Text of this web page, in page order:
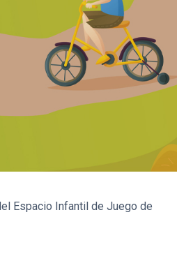
Espacio Infantil de Juego de